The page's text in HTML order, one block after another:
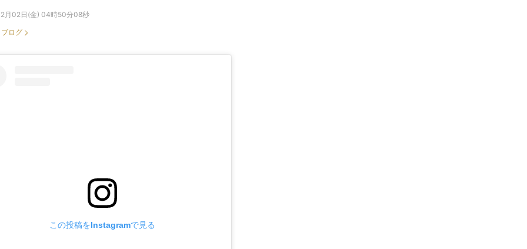
月02日(金) 04時50分08秒
ブログ
この投稿をInstagramで見る